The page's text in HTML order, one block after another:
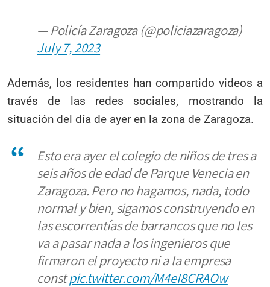
— Policía Zaragoza (@policiazaragoza)
July 7, 2023
Además, los residentes han compartido videos a
través de las redes sociales, mostrando la
situación del día de ayer en la zona de Zaragoza.
Esto era ayer el colegio de niños de tres a
seis años de edad de Parque Venecia en
Zaragoza. Pero no hagamos, nada, todo
normal y bien, sigamos construyendo en
las escorrentías de barrancos que no les
va a pasar nada a los ingenieros que
firmaron el proyecto ni a la empresa
constpic.twitter.com/M4eI8CRAOw